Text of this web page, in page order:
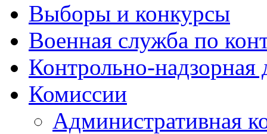
Выборы и конкурсы
Военная служба по
Контрольно-надзорная
Комиссии
Административная